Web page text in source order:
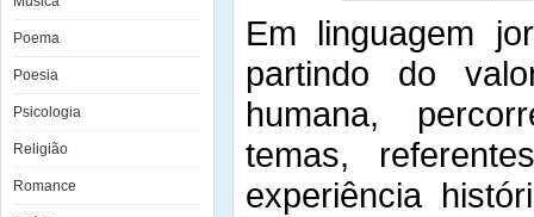
Poema
Poesia
Psicologia
Religião
Romance
Em linguagem
partindo do
humana,
temas,
experiência